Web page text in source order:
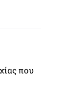
που